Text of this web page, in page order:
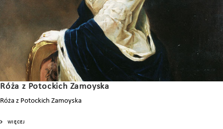
Róża z Potockich Zamoyska
Róża z Potockich Zamoyska
WIĘCEJ